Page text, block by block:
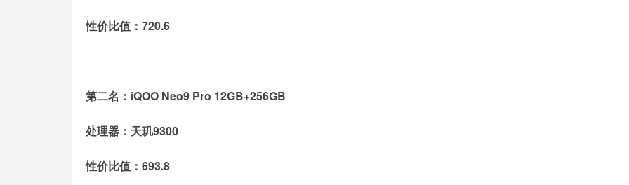
性价比值：720.6
第二名：iQOO Neo9 Pro 12GB+256GB
处理器：天玑9300
性价比值：693.8